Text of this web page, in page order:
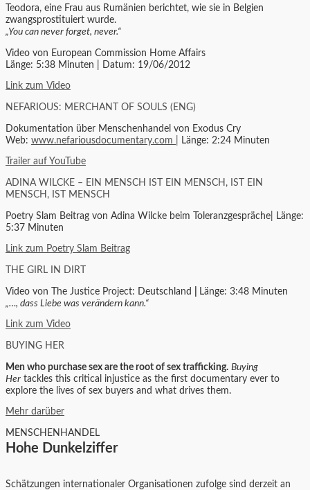
Teodora, eine Frau aus Rumänien berichtet, wie sie in Belgien
zwangsprostituiert wurde.
„You can never forget, never.“
Video von European Commission Home Affairs
Länge: 5:38 Minuten | Datum: 19/06/2012
Link zum Video
NEFARIOUS: MERCHANT OF SOULS (ENG)
Dokumentation über Menschenhandel von Exodus Cry
Web: www.nefariousdocumentary.com | Länge: 2:24 Minuten
Trailer auf YouTube
ADINA WILCKE – EIN MENSCH IST EIN MENSCH, IST EIN
MENSCH, IST MENSCH
Poetry Slam Beitrag von Adina Wilcke beim Toleranzgespräche| Länge:
5:37 Minuten
Link zum Poetry Slam Beitrag
THE GIRL IN DIRT
Video von The Justice Project: Deutschland
Länge: 3:48 Minuten
„…, dass Liebe was verändern kann.“
Link zum Video
BUYING HER
Men who purchase sex are the root of sex trafficking. Buying
Her tackles this critical injustice as the first documentary ever to
explore the lives of sex buyers and what drives them.
Mehr darüber
MENSCHENHANDEL
Hohe Dunkelziffer
Schätzungen internationaler Organisationen zufolge sind derzeit an